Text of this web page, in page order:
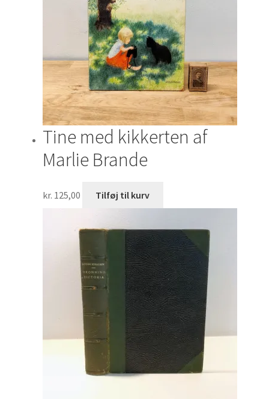
Tine med kikkerten af
Marlie Brande
kr. 125,00 Tilføj til kurv